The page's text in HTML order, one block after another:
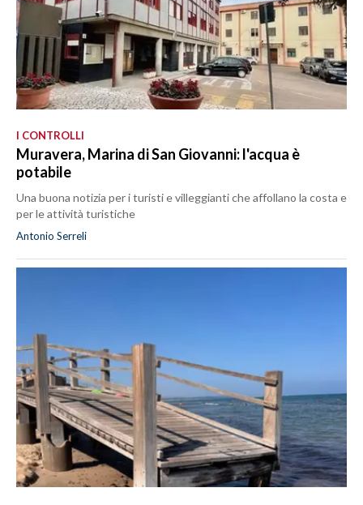
I CONTROLLI
Muravera, Marina di San Giovanni: l'acqua è
potabile
Una buona notizia per i turisti e villeggianti che affollano la costa e
per le attività turistiche
Antonio Serreli